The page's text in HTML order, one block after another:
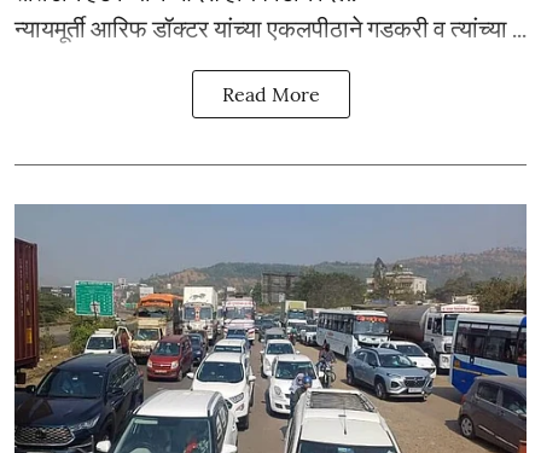
न्यायमूर्ती आरिफ डॉक्टर यांच्या एकलपीठाने गडकरी व त्यांच्या ...
Read More